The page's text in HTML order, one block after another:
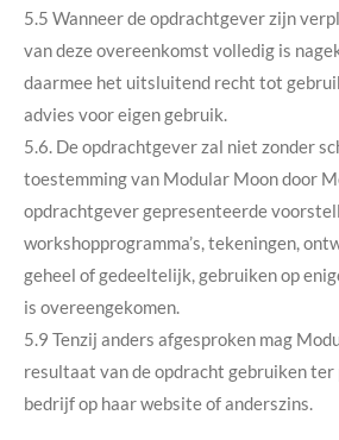
5.5 Wanneer de opdrachtgever zijn
van deze overeenkomst volledig is
daarmee het uitsluitend recht tot
advies voor eigen gebruik.
5.6. De opdrachtgever zal niet zonder
toestemming van Modular Moon door
opdrachtgever gepresenteerde
workshopprogramma’s, tekeningen,
geheel of gedeeltelijk, gebruiken op
is overeengekomen.
5.9 Tenzij anders afgesproken mag
resultaat van de opdracht gebruiken
bedrijf op haar website of anderszins.